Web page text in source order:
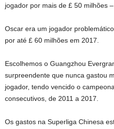
jogador por mais de £ 50 milhões
Oscar era um jogador
por até £ 60 milhões em 2017.
Escolhemos o Guangzhou
surpreendente que nunca gastou
jogador, tendo vencido o
consecutivos, de 2011 a 2017.
Os gastos na Superliga Chinesa